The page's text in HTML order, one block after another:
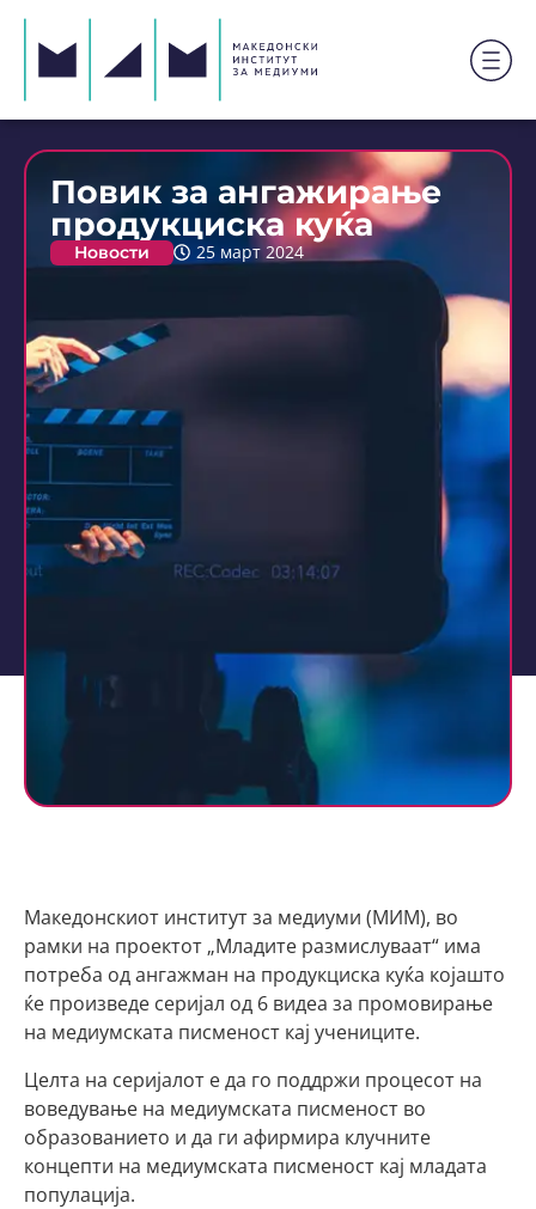
Повик за ангажирање
продукциска куќа
Новости 25 март 2024
Македонскиот институт за медиуми (МИМ), во
рамки на проектот „Младите размислуваат“ има
потреба од ангажман на продукциска куќа којашто
ќе произведе серијал од 6 видеа за промовирање
на медиумската писменост кај учениците.
Целта на серијалот е да го поддржи процесот на
воведување на медиумската писменост во
образованието и да ги афирмира клучните
концепти на медиумската писменост кај младата
популација.